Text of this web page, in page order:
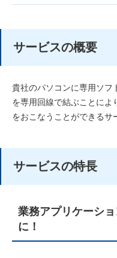
サービスの概要
貴社のパソコンに専用ソフ
を専用回線で結ぶことによ
をおこなうことができるサ
サービスの特長
業務アプリケーシ
に！